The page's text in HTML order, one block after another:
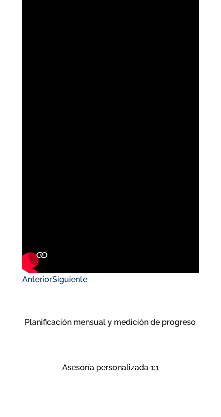
AnteriorSiguiente
Planificación mensual y medición de progreso
Asesoría personalizada 1:1